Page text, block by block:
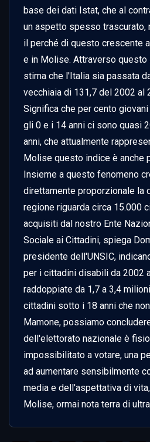
base dei dati Istat, che al
un aspetto spesso trascurato,
il perché di questo crescente
e in Molise. Attraverso
stima che l'Italia sia passata
vecchiaia di 131,7 del 2002 al
Significa che per cento
gli 0 e i 14 anni ci sono quasi
anni, che attualmente
Molise questo indice è anche
Insieme a questo fenomeno
direttamente proporzionale la
regione riguarda circa 15.000
acquisiti dal nostro Ente
Sociale ai Cittadini, spiega
presidente dell'UNSIC,
per i cittadini disabili da 2002
raddoppiate da 1,7 a 3,4
cittadini sotto i 18 anni che
Mamone, possiamo
dell'elettorato nazionale è
impossibilitato a votare, una
ad aumentare sensibilmente
media e dell'aspettativa di
Molise, ormai nota terra di